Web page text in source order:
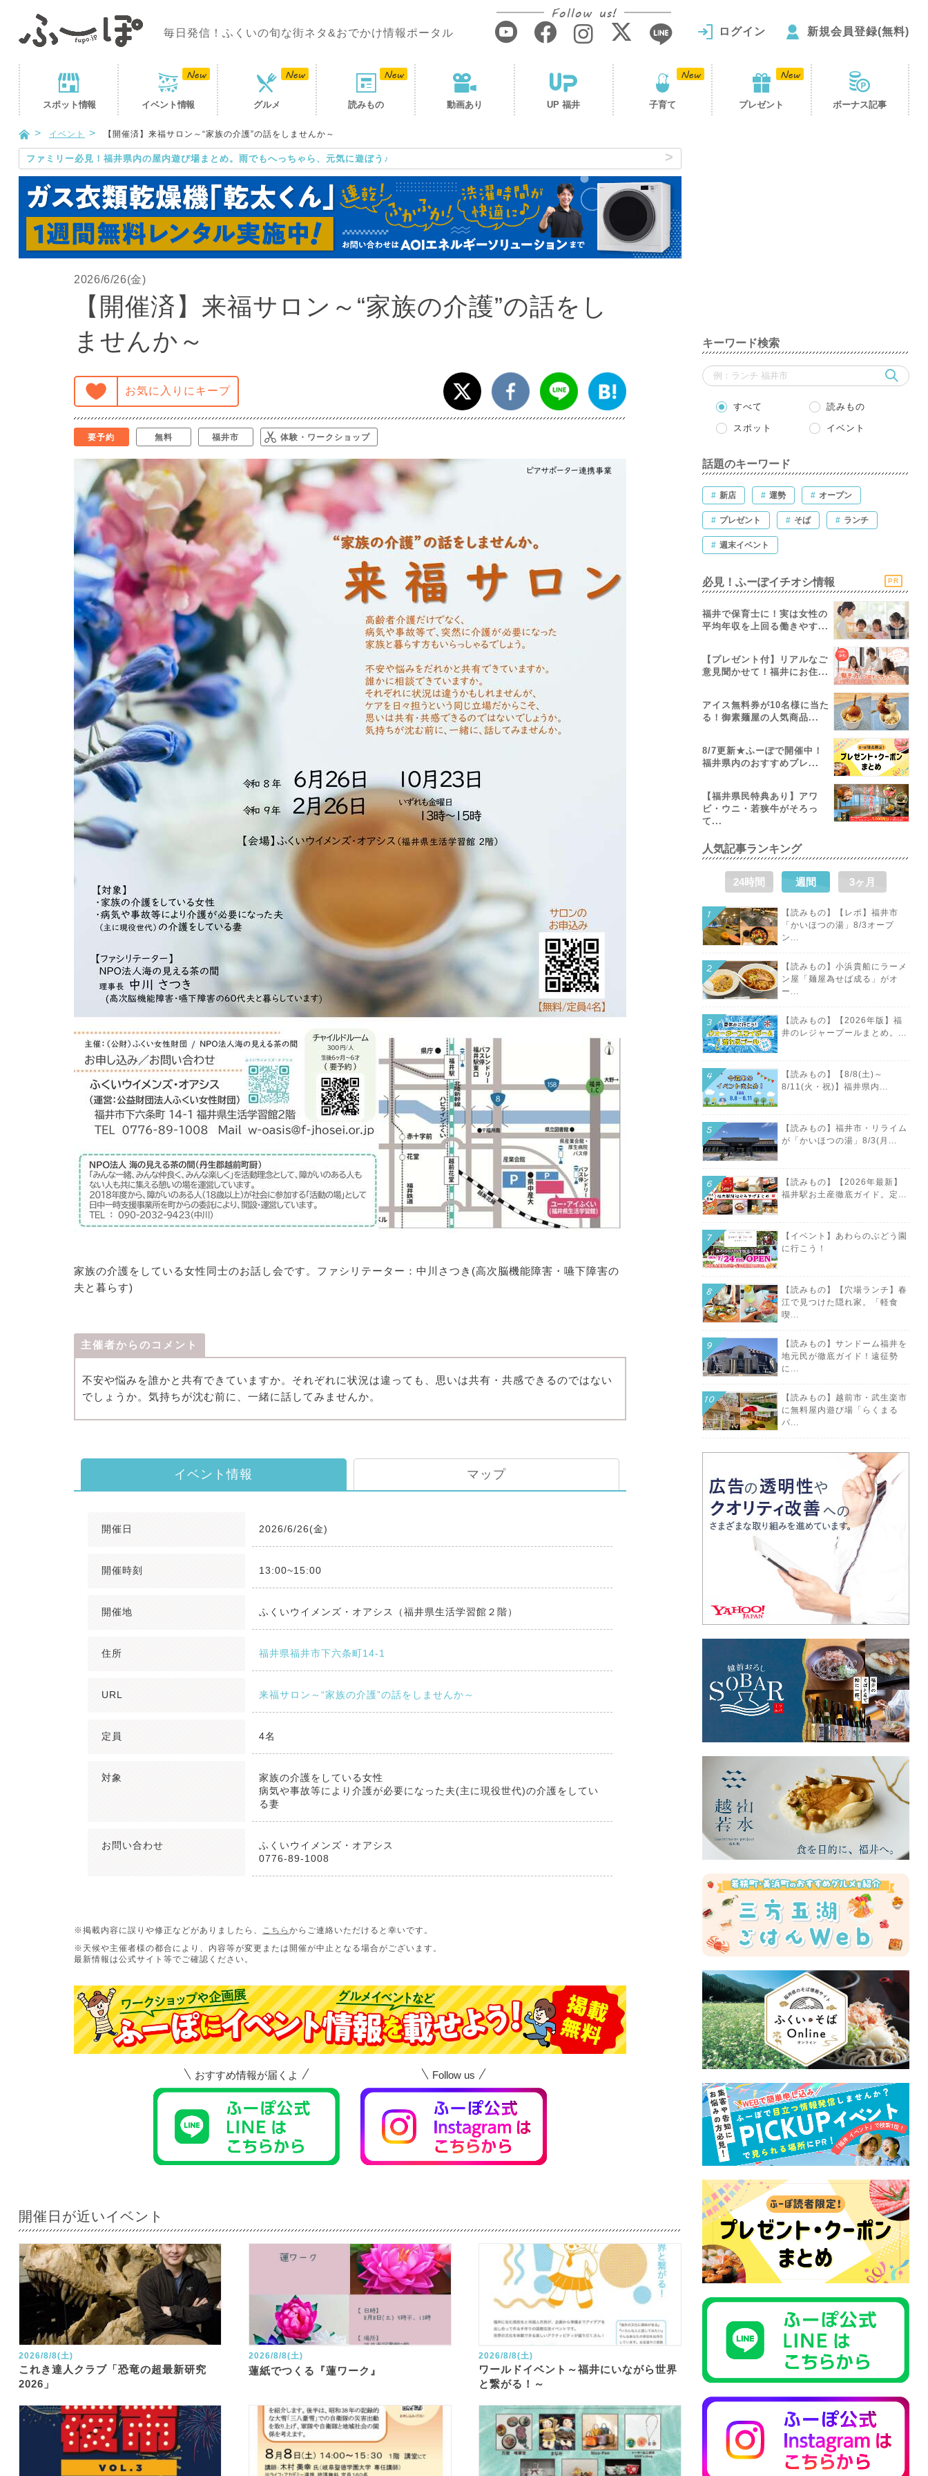
毎日発信！ふくいの旬な街ネタ&おでかけ情報ポータル
Follow us!
ログイン 新規会員登録(無料)
スポット情報 イベント情報 グルメ 読みもの 動画あり UP 福井 子育て プレゼント ボーナス記事
イベント 【開催済】来福サロン～“家族の介護”の話をしませんか～
ファミリー必見！福井県内の屋内遊び場まとめ。雨でもへっちゃら、元気に遊ぼう♪
2026/6/26(金)
【開催済】来福サロン～“家族の介護”の話をし
ませんか～
お気に入りにキープ
要予約 無料 福井市 体験・ワークショップ
家族の介護をしている女性同士のお話し会です。ファシリテーター：中川さつき(高次脳機能障害・嚥下障害の
夫と暮らす)
主催者からのコメント
不安や悩みを誰かと共有できていますか。それぞれに状況は違っても、思いは共有・共感できるのではない
でしょうか。気持ちが沈む前に、一緒に話してみませんか。
イベント情報 マップ
開催日 2026/6/26(金)
開催時刻 13:00~15:00
開催地 ふくいウイメンズ・オアシス（福井県生活学習館２階）
住所 福井県福井市下六条町14-1
URL 来福サロン～“家族の介護”の話をしませんか～
定員 4名
対象
家族の介護をしている女性
病気や事故等により介護が必要になった夫(主に現役世代)の介護をしてい
る妻
お問い合わせ
ふくいウイメンズ・オアシス
0776-89-1008
※掲載内容に誤りや修正などがありましたら、 こちら からご連絡いただけると幸いです。
※天候や主催者様の都合により、内容等が変更または開催が中止となる場合がございます。
最新情報は公式サイト等でご確認ください。
おすすめ情報が届くよ Follow us
開催日が近いイベント
2026/8/8(土)
これき達人クラブ「恐竜の超最新研究
2026」
2026/8/8(土)
蓮紙でつくる『蓮ワーク』
2026/8/8(土)
ワールドイベント～福井にいながら世界
と繋がる！～
キーワード検索
すべて 読みもの
スポット イベント
話題のキーワード
# 新店 # 運勢 # オープン
# プレゼント # そば # ランチ
# 週末イベント
必見！ふーぽイチオシ情報 PR
福井で保育士に！実は女性の
平均年収を上回る働きやす...
【プレゼント付】リアルなご
意見聞かせて！福井にお住...
アイス無料券が10名様に当た
る！御素麺屋の人気商品...
8/7更新★ふーぽで開催中！
福井県内のおすすめプレ...
【福井県民特典あり】アワ
ビ・ウニ・若狭牛がそろっ
て...
人気記事ランキング
24時間 週間 3ヶ月
【読みもの】【レポ】福井市
「かいほつの湯」8/3オープ
ン...
【読みもの】小浜貴船にラーメ
ン屋「麺屋為せば成る」がオ
ー...
【読みもの】【2026年版】福
井のレジャープールまとめ。...
【読みもの】【8/8(土)～
8/11(火・祝)】福井県内...
【読みもの】福井市・リライム
が「かいほつの湯」8/3(月...
【読みもの】【2026年最新】
福井駅お土産徹底ガイド。定...
【イベント】あわらのぶどう園
に行こう！
【読みもの】【穴場ランチ】春
江で見つけた隠れ家。「軽食
喫...
【読みもの】サンドーム福井を
地元民が徹底ガイド！遠征勢
に...
【読みもの】越前市・武生楽市
に無料屋内遊び場「らくまる
パ...